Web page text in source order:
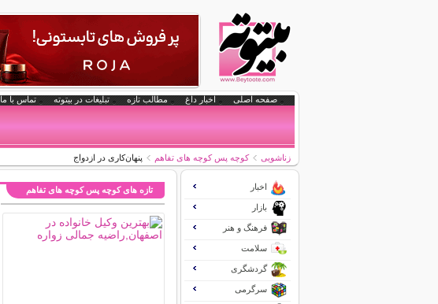
صفحه اصلی اخبار داغ مطالب تازه تبلیغات در بیتوته تماس با ما
زناشویی کوچه پس کوچه های تفاهم پنهان‌كاری در ازدواج
تازه های کوچه پس کوچه های تفاهم اخبار
بازار
فرهنگ و هنر
سلامت
گردشگری
سرگرمی